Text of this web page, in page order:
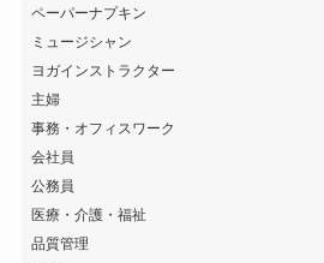
ペーパーナプキン
ミュージシャン
ヨガインストラクター
主婦
事務・オフィスワーク
会社員
公務員
医療・介護・福祉
品質管理